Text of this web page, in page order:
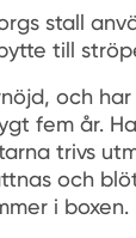
stall
till
och
fem år.
trivs
och
i boxen.